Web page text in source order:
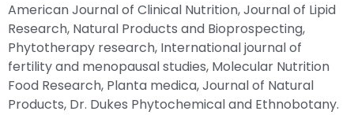
American Journal of Clinical Nutrition, Journal of Lipid
Research, Natural Products and Bioprospecting,
Phytotherapy research, International journal of
fertility and menopausal studies, Molecular Nutrition
Food Research, Planta medica, Journal of Natural
Products, Dr. Dukes Phytochemical and Ethnobotany.